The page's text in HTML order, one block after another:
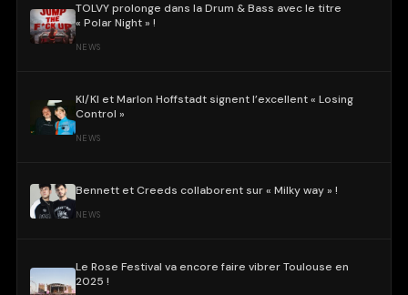
TOLVY prolonge dans la Drum & Bass avec le titre
« Polar Night » !
NEWS
KI/KI et Marlon Hoffstadt signent l’excellent « Losing
Control »
NEWS
Bennett et Creeds collaborent sur « Milky way » !
NEWS
Le Rose Festival va encore faire vibrer Toulouse en
2025 !